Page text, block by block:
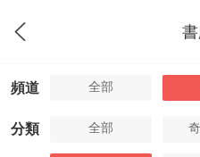
頻道 全部
分類 全部